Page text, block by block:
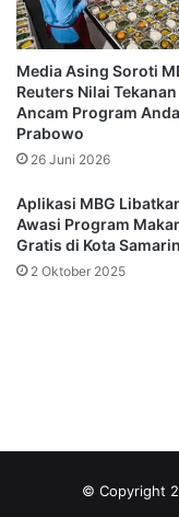
lainnya telah
perbaikan.
Sementara itu,
suspend. Dari
beroperasi,
Adapun wilayah
Maluku, dan Papua
suspend. Saat ini
memperoleh izin
Nanik menjelaskan
karena persoalan
yang belum
Media Asing Soroti
Reuters Nilai
Ancam Program
Prabowo
26 Juni 2026
Aplikasi MBG
Awasi Program
Gratis di Kota
2 Oktober 2025
© Copyright